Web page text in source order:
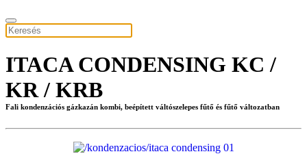
ITACA CONDENSING KC /
KR / KRB
Fali kondenzációs gázkazán kombi, beépített váltószelepes fűtő és fűtő változatban